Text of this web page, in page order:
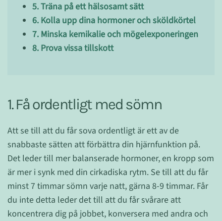
5. Träna på ett hälsosamt sätt
6. Kolla upp dina hormoner och sköldkörtel
7. Minska kemikalie och mögelexponeringen
8. Prova vissa tillskott
1. Få ordentligt med sömn
Att se till att du får sova ordentligt är ett av de
snabbaste sätten att förbättra din hjärnfunktion på.
Det leder till mer balanserade hormoner, en kropp som
är mer i synk med din cirkadiska rytm. Se till att du får
minst 7 timmar sömn varje natt, gärna 8-9 timmar. Får
du inte detta leder det till att du får svårare att
koncentrera dig på jobbet, konversera med andra och